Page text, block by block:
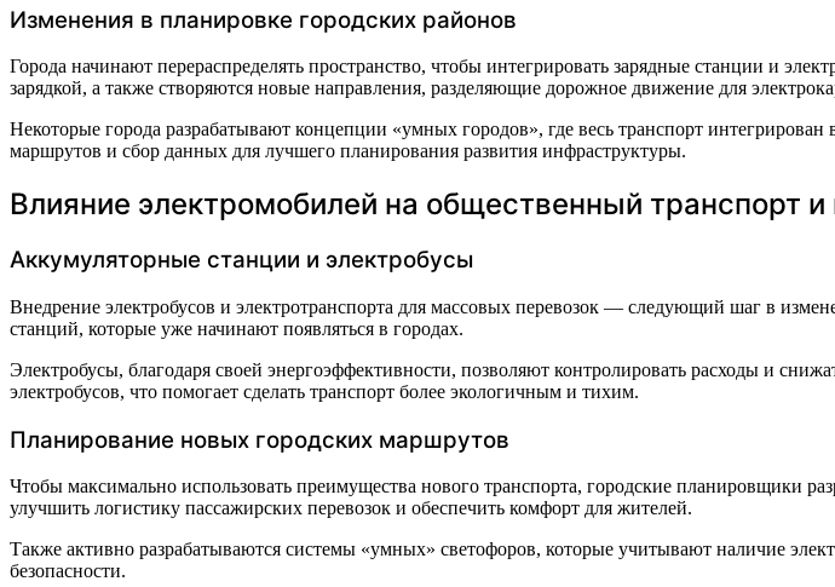
Изменения в планировке городских районов
Города начинают перераспределять пространство, чтобы интегрировать зарядные станции и
зарядкой, а также створяются новые направления, разделяющие дорожное движение для
Некоторые города разрабатывают концепции «умных городов», где весь транспорт
маршрутов и сбор данных для лучшего планирования развития инфраструктуры.
Влияние электромобилей на общественный транспорт и
Аккумуляторные станции и электробусы
Внедрение электробусов и электротранспорта для массовых перевозок — следующий шаг в
станций, которые уже начинают появляться в городах.
Электробусы, благодаря своей энергоэффективности, позволяют контролировать расходы и
электробусов, что помогает сделать транспорт более экологичным и тихим.
Планирование новых городских маршрутов
Чтобы максимально использовать преимущества нового транспорта, городские планировщики
улучшить логистику пассажирских перевозок и обеспечить комфорт для жителей.
Также активно разрабатываются системы «умных» светофоров, которые учитывают наличие
безопасности.